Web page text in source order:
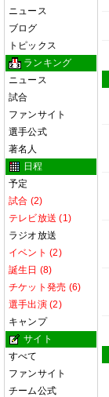
ニュース
ブログ
トピックス
ランキング
ニュース
試合
ファンサイト
選手公式
著名人
日程
予定
試合 (2)
テレビ放送 (1)
ラジオ放送
イベント (2)
誕生日 (8)
チケット発売 (6)
選手出演 (2)
キャンプ
サイト
すべて
ファンサイト
チーム公式